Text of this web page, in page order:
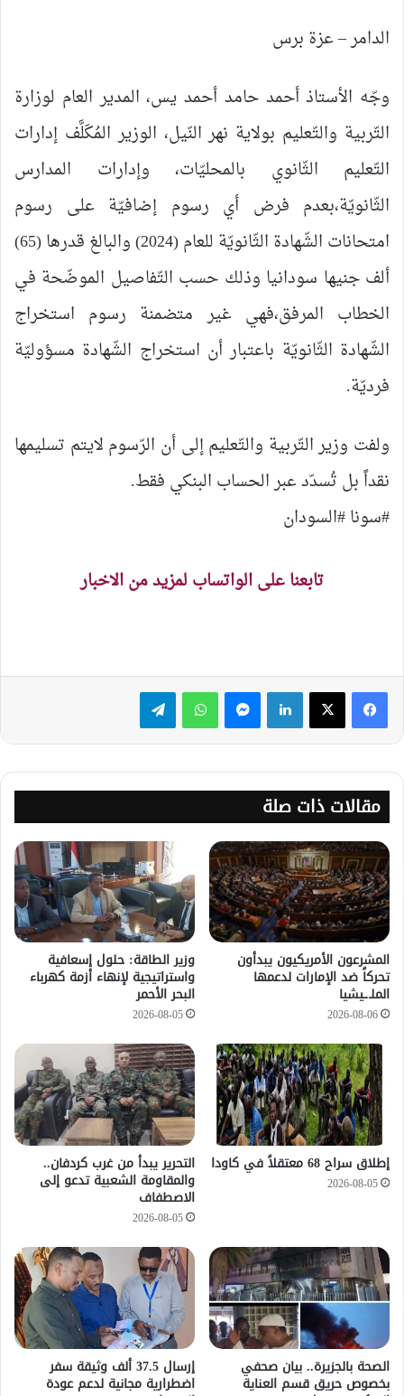
الدامر – عزة برس
وجّه الأستاذ أحمد حامد أحمد يس، المدير العام لوزارة
التّربية والتّعليم بولاية نهر النّيل، الوزير المُكَلَّف إدارات
التّعليم الثّانوي بالمحليّات، وإدارات المدارس
الثّانويّة،بعدم فرض أي رسوم إضافيّة على رسوم
امتحانات الشّهادة الثّانويّة للعام (2024) والبالغ قدرها (65)
ألف جنيها سودانيا وذلك حسب التّفاصيل الموضّحة في
الخطاب المرفق،فهي غير متضمنة رسوم استخراج
الشّهادة الثّانويّة باعتبار أن استخراج الشّهادة مسؤوليّة
فرديّة.
ولفت وزير التّربية والتّعليم إلى أن الرّسوم لايتم تسليمها
نقداً بل تُسدّد عبر الحساب البنكي فقط.
#سونا #السودان
تابعنا على الواتساب لمزيد من الاخبار
لينكدإن ماسنجر واتساب تيلقرام
مقالات ذات صلة
المشرعون الأمريكيون يبدأون
تحركاً ضد الإمارات لدعمها
الملـ.ـيشيا
2026-08-06
وزير الطاقة: حلول إسعافية
واستراتيجية لإنهاء أزمة كهرباء
البحر الأحمر
2026-08-05
إطلاق سراح 68 معتقلاً في كاودا
2026-08-05
التحرير يبدأ من غرب كردفان..
والمقاومة الشعبية تدعو إلى
الاصطفاف
2026-08-05
الصحة بالجزيرة.. بيان صحفي
بخصوص حريق قسم العناية
إرسال 37.5 ألف وثيقة سفر
اضطرارية مجانية لدعم عودة